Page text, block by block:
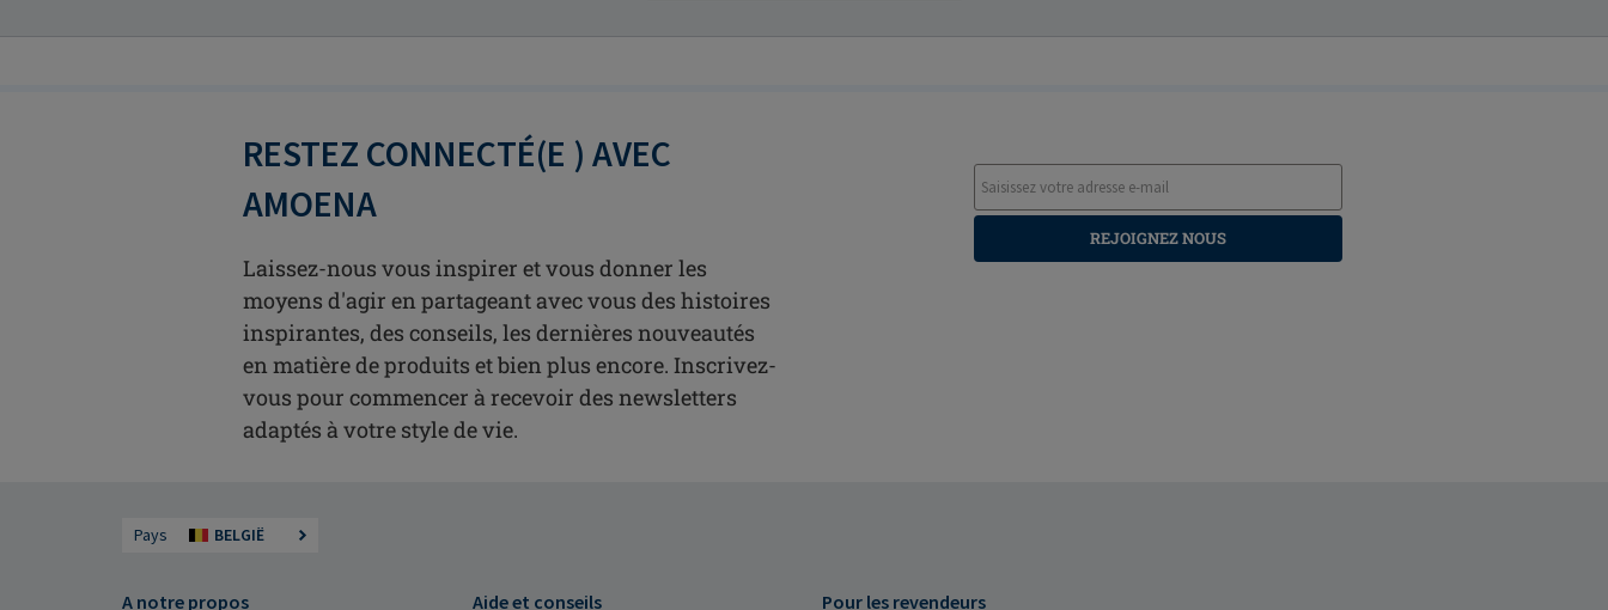
RESTEZ CONNECTÉ(E ) AVEC
AMOENA
Laissez-nous vous inspirer et vous donner les
moyens d'agir en partageant avec vous des histoires
inspirantes, des conseils, les dernières nouveautés
en matière de produits et bien plus encore. Inscrivez-
vous pour commencer à recevoir des newsletters
adaptés à votre style de vie.
REJOIGNEZ NOUS
Pays BELGIË
A notre propos Aide et conseils Pour les revendeurs